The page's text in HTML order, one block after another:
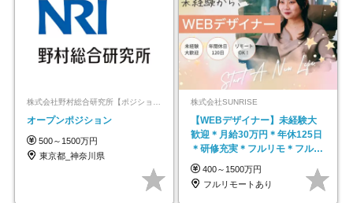
オープンポジション
500～1500万円
東京都_神奈川県
株式会社SUNRISE
【WEBデザイナー】未経験大
歓迎＊月給30万円＊年休125日
＊研修充実＊フルリモ＊フルフ
レックス＊
400～1500万円
フルリモートあり